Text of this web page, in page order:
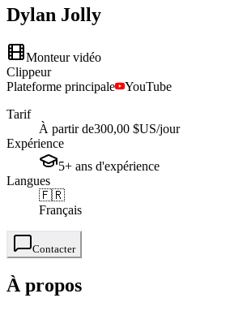
Dylan Jolly
Monteur vidéo
Clippeur
Plateforme principale
YouTube
Tarif
À partir de300,00 $US/jour
Expérience
5+ ans d'expérience
Langues
🇫🇷
Français
Contacter
À propos